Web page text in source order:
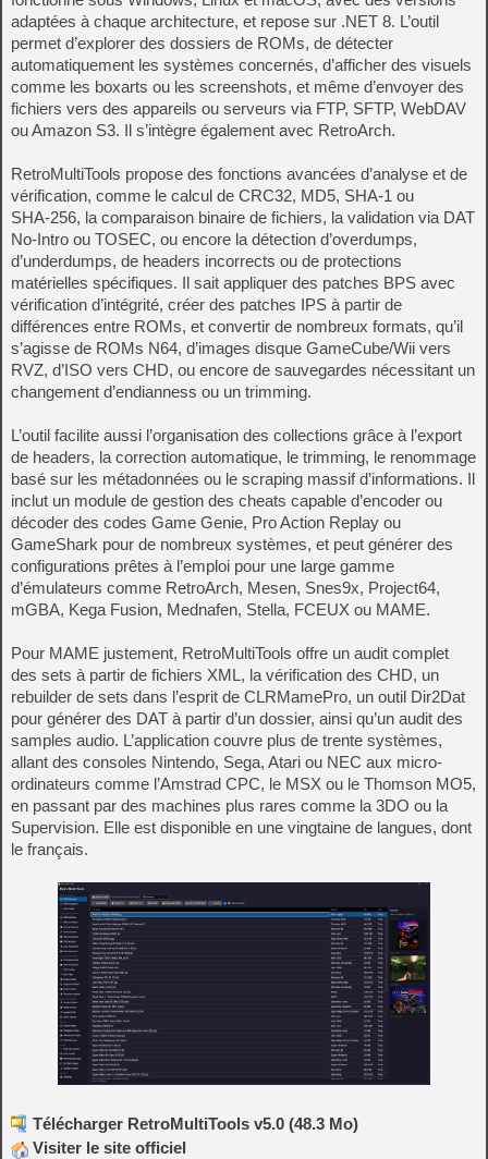
adaptées à chaque architecture, et repose sur .NET 8. L’outil
permet d’explorer des dossiers de ROMs, de détecter
automatiquement les systèmes concernés, d’afficher des visuels
comme les boxarts ou les screenshots, et même d’envoyer des
fichiers vers des appareils ou serveurs via FTP, SFTP, WebDAV
ou Amazon S3. Il s’intègre également avec RetroArch.
RetroMultiTools propose des fonctions avancées d’analyse et de
vérification, comme le calcul de CRC32, MD5, SHA‑1 ou
SHA‑256, la comparaison binaire de fichiers, la validation via DAT
No‑Intro ou TOSEC, ou encore la détection d’overdumps,
d’underdumps, de headers incorrects ou de protections
matérielles spécifiques. Il sait appliquer des patches BPS avec
vérification d’intégrité, créer des patches IPS à partir de
différences entre ROMs, et convertir de nombreux formats, qu’il
s’agisse de ROMs N64, d’images disque GameCube/Wii vers
RVZ, d’ISO vers CHD, ou encore de sauvegardes nécessitant un
changement d’endianness ou un trimming.
L’outil facilite aussi l’organisation des collections grâce à l’export
de headers, la correction automatique, le trimming, le renommage
basé sur les métadonnées ou le scraping massif d’informations. Il
inclut un module de gestion des cheats capable d’encoder ou
décoder des codes Game Genie, Pro Action Replay ou
GameShark pour de nombreux systèmes, et peut générer des
configurations prêtes à l’emploi pour une large gamme
d’émulateurs comme RetroArch, Mesen, Snes9x, Project64,
mGBA, Kega Fusion, Mednafen, Stella, FCEUX ou MAME.
Pour MAME justement, RetroMultiTools offre un audit complet
des sets à partir de fichiers XML, la vérification des CHD, un
rebuilder de sets dans l’esprit de CLRMamePro, un outil Dir2Dat
pour générer des DAT à partir d’un dossier, ainsi qu’un audit des
samples audio. L’application couvre plus de trente systèmes,
allant des consoles Nintendo, Sega, Atari ou NEC aux micro-
ordinateurs comme l’Amstrad CPC, le MSX ou le Thomson MO5,
en passant par des machines plus rares comme la 3DO ou la
Supervision. Elle est disponible en une vingtaine de langues, dont
le français.
Télécharger RetroMultiTools v5.0 (48.3 Mo)
Visiter le site officiel